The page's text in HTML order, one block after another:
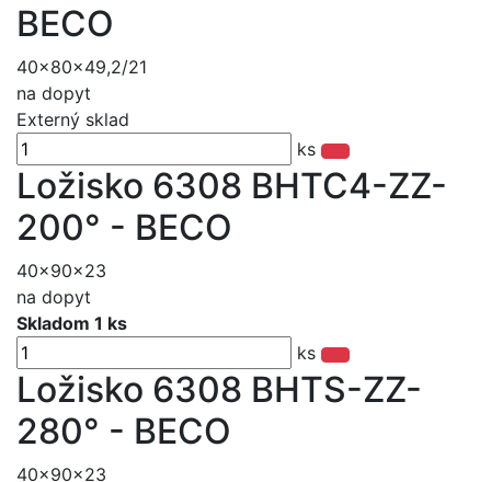
BECO
40x80x49,2/21
na dopyt
Externý sklad
ks
Ložisko 6308 BHTC4-ZZ-
200° - BECO
40x90x23
na dopyt
Skladom 1 ks
ks
Ložisko 6308 BHTS-ZZ-
280° - BECO
40x90x23